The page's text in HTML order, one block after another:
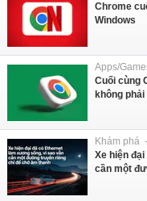
Chrome
Windows
Apps/
Cuối cùng
không
Khám phá
Xe hiện
cần một